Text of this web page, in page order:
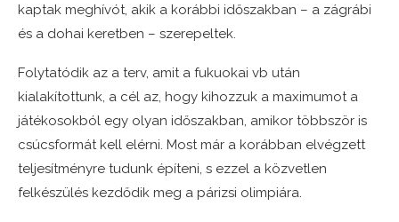
kaptak meghívót, akik a korábbi időszakban – a zágrábi
és a dohai keretben – szerepeltek.
Folytatódik az a terv, amit a fukuokai vb után
kialakítottunk, a cél az, hogy kihozzuk a maximumot a
játékosokból egy olyan időszakban, amikor többször is
csúcsformát kell elérni. Most már a korábban elvégzett
teljesítményre tudunk építeni, s ezzel a közvetlen
felkészülés kezdődik meg a párizsi olimpiára.